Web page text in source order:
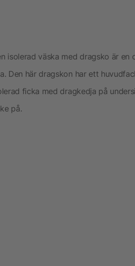
isolerad väska med dragsko är
Den här dragskon har ett
ficka med dragkedja på
på.